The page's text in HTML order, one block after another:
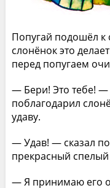
Попугай подошёл к
слонёнок это
перед попугаем
— Бери! Это тебе! —
поблагодарил
удаву.
— Удав! — сказал
прекрасный
— Я принимаю его